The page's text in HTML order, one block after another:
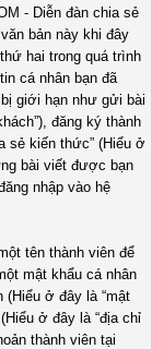
- Diễn đàn chia sẻ
bản này khi đây
hai trong quá trình
cá nhân bạn đã
giới hạn như gửi bài
đăng ký thành
sẻ kiến thức” (Hiểu ở
bài viết được bạn
nhập vào hệ
tên thành viên để
mật khẩu cá nhân
(Hiểu ở đây là “mật
ở đây là “địa chỉ
thành viên tại